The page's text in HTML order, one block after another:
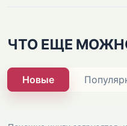
ЧТО ЕЩЕ
Новые